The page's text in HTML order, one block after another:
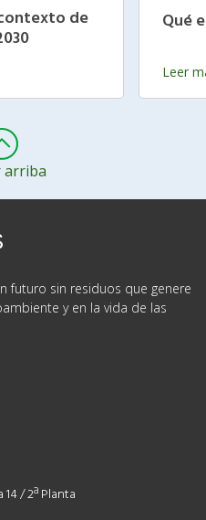
de Qué
Leer
arriba
futuro sin residuos que genere
y en la vida de las
/ 2ª Planta